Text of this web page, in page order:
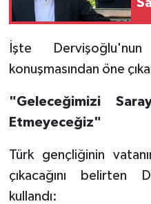
İşte
konuşmasından öne
"Geleceğimizi
Etmeyeceğiz"
Türk gençliğinin
çıkacağını belirten
kullandı: